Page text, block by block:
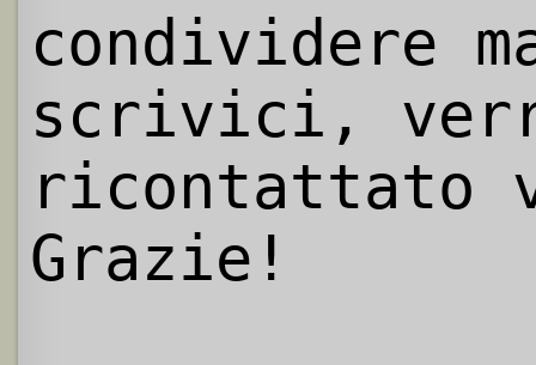
condividere
scrivici,
ricontattato
Grazie!